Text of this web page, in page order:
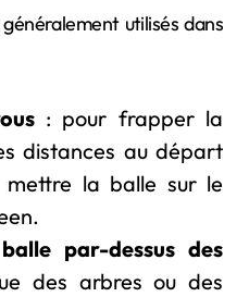
utilisés dans
: pour frapper la
distances au départ
la balle sur le
par-dessus des
des arbres ou des